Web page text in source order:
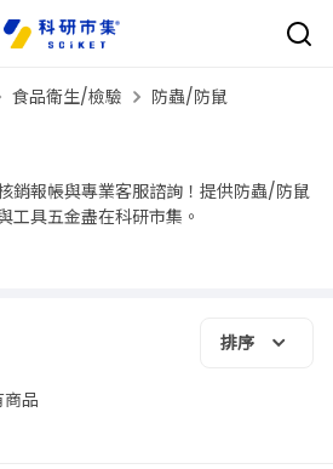
食品衛生/檢驗 防蟲/防鼠
銷報帳與專業客服諮詢！提供防蟲/防鼠
工具五金盡在科研市集。
排序
品